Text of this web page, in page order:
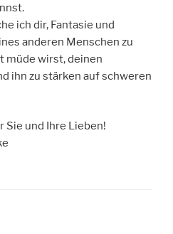
ich dir, Fantasie und
anderen Menschen zu
müde wirst, deinen
ihn zu stärken auf schweren
Sie und Ihre Lieben!